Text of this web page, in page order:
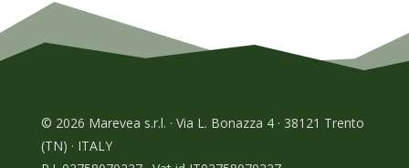
© 2026 Marevea s.r.l. · Via L. Bonazza 4 · 38121 Trento
(TN) · ITALY